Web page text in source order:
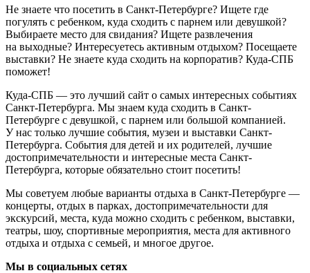
Не знаете что посетить в Санкт-Петербурге? Ищете где
погулять с ребенком, куда сходить с парнем или девушкой?
Выбираете место для свидания? Ищете развлечения
на выходные? Интересуетесь активным отдыхом? Посещаете
выставки? Не знаете куда сходить на корпоратив? Куда-СПБ
поможет!
Куда-СПБ — это лучший сайт о самых интересных событиях
Санкт-Петербурга. Мы знаем куда сходить в Санкт-
Петербурге с девушкой, с парнем или большой компанией.
У нас только лучшие события, музеи и выставки Санкт-
Петербурга. События для детей и их родителей, лучшие
достопримечательности и интересные места Санкт-
Петербурга, которые обязательно стоит посетить!
Мы советуем любые варианты отдыха в Санкт-Петербурге —
концерты, отдых в парках, достопримечательности для
экскурсий, места, куда можно сходить с ребенком, выставки,
театры, шоу, спортивные мероприятия, места для активного
отдыха и отдыха с семьей, и многое другое.
Мы в социальных сетях